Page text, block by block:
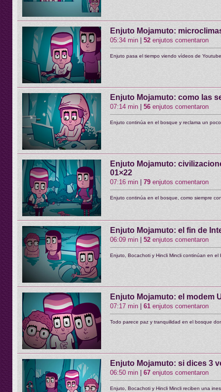
Enjuto Mojamuto:
05:34 min 52 enjutos comentaron
Enjuto pasa el tiempo viendo vídeos de
Enjuto Mojamuto: como las
07:14 min 56 enjutos comentaron
Enjuto continúa en el bosque y reclama un
Enjuto Mojamuto:
01×22
07:16 min 79 enjutos comentaron
Enjuto continúa en el bosque, como siempre
Enjuto Mojamuto: el fin de
06:09 min 52 enjutos comentaron
Enjuto, Bocachoti y Hincli Mincli continúan en
Enjuto Mojamuto: el modem
07:17 min 61 enjutos comentaron
Todo parece paz y tranquilidad en el bosque
Enjuto Mojamuto: si dices 3
06:50 min 67 enjutos comentaron
Enjuto, Bocachoti y Hincli Mincli reciben una